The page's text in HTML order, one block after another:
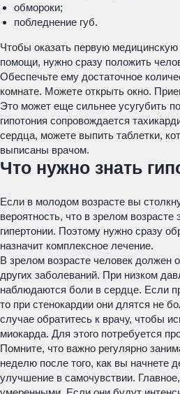
обмороки;
побледнение губ.
Чтобы оказать первую
помощи, нужно сразу положить
Обеспечьте ему достаточное
комнате. Можете открыть окно.
Это может еще сильнее усугубить
гипотония сопровождается
сердца, можете выпить таблетки,
выписаны врачом.
Что нужно знать
Если в молодом возрасте вы
вероятность, что в зрелом возрасте
гипертонии. Поэтому нужно сразу
назначит комплексное лечение.
В зрелом возрасте человек должен
других заболеваний. При низком
наблюдаются боли в сердце. Если
то при стенокардии они длятся не
случае обратитесь к врачу, чтобы
миокарда. Для этого потребуется
Помните, что важно регулярно
неделю после того, как вы начнете
улучшение в самочувствии.